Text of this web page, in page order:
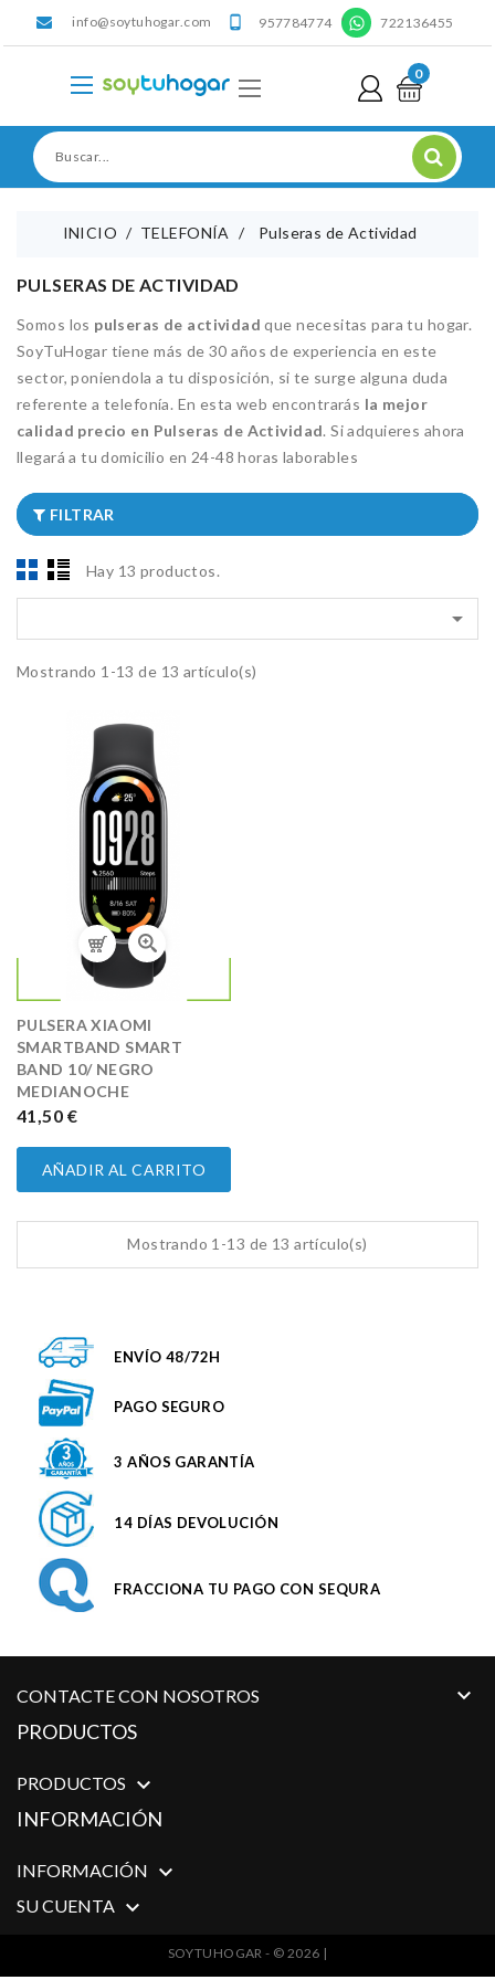
info@soytuhogar.com  957784774 ' 722136455
0
INICIO TELEFONÍA Pulseras de Actividad
PULSERAS DE ACTIVIDAD
Somos los pulseras de actividad que necesitas para tu hogar.
SoyTuHogar tiene más de 30 años de experiencia en este
sector, poniendola a tu disposición, si te surge alguna duda
referente a telefonía. En esta web encontrarás la mejor
calidad precio en Pulseras de Actividad. Si adquieres ahora
llegará a tu domicilio en 24-48 horas laborables
FILTRAR
Hay 13 productos.

Mostrando 1-13 de 13 artículo(s)
PULSERA XIAOMI
SMARTBAND SMART
BAND 10/ NEGRO
MEDIANOCHE
PRECIO
41,50 €
AÑADIR AL CARRITO
Mostrando 1-13 de 13 artículo(s)
ENVÍO 48/72H
PAGO SEGURO
3 AÑOS GARANTÍA
14 DÍAS DEVOLUCIÓN
FRACCIONA TU PAGO CON SEQURA
CONTACTE CON NOSOTROS 
PRODUCTOS
PRODUCTOS 
INFORMACIÓN
INFORMACIÓN 
SU CUENTA 
SOYTUHOGAR - © 2026 |